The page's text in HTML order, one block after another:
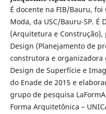
É docente na FIB/Bauru,
Moda, da USC/Bauru-SP. É
(Arquitetura e Construção),
Design (Planejamento de
construtora e organizadora
Design de Superfície e
do Enade de 2015 e
grupo de pesquisa
Forma Arquitetônica –